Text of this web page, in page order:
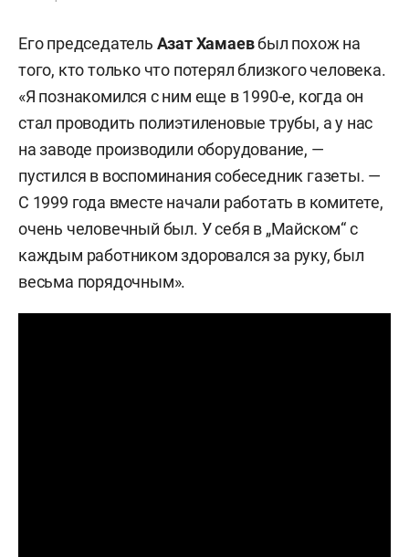
Его председатель Азат Хамаевбыл похож на
того, кто только что потерял близкого человека.
«Я познакомился с ним еще в 1990-е, когда он
стал проводить полиэтиленовые трубы, а у нас
на заводе производили оборудование, —
пустился в воспоминания собеседник газеты. —
С 1999 года вместе начали работать в комитете,
очень человечный был. У себя в „Майском“ с
каждым работником здоровался за руку, был
весьма порядочным».